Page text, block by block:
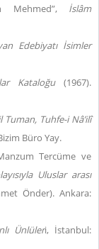
Mehmed”, İslâm
Edebiyatı İsimler
Kataloğu (1967).
Tuman, Tuhfe-i Nâ’ilî
Büro Yay.
Tercüme ve
Uluslar arası
Önder). Ankara:
Ünlüleri, İstanbul: